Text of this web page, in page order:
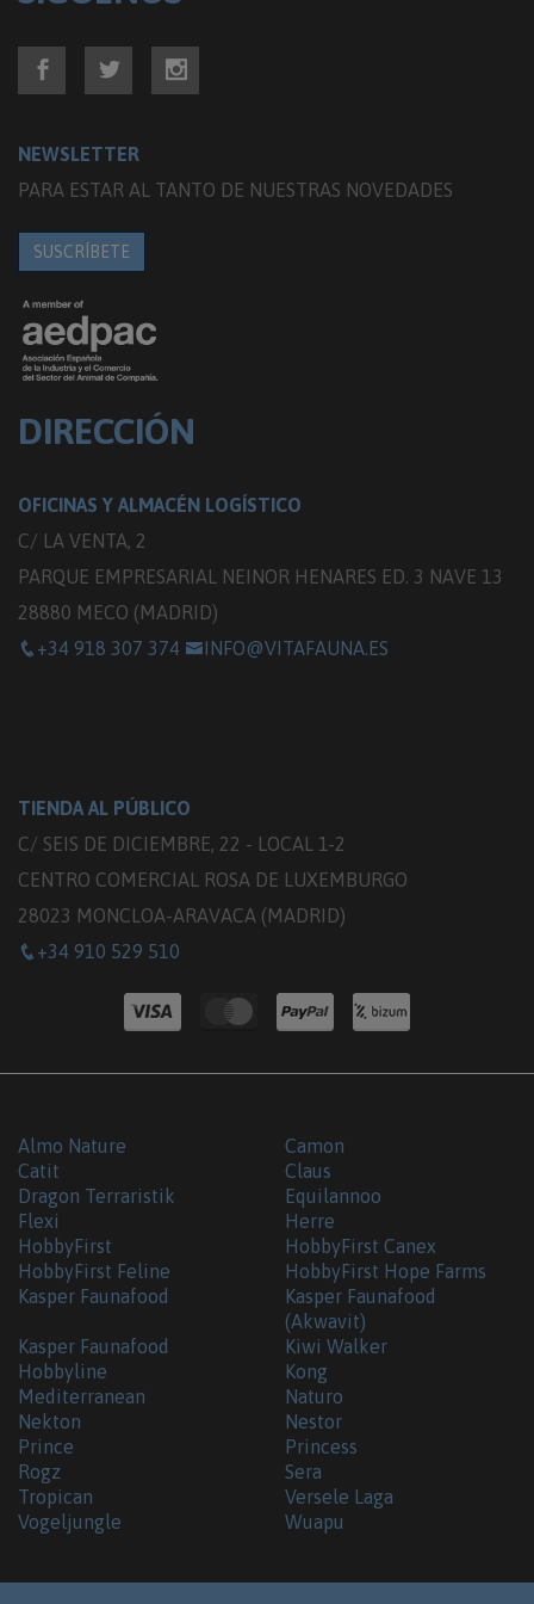
NEWSLETTER
PARA ESTAR AL TANTO DE NUESTRAS NOVEDADES
SUSCRÍBETE
DIRECCIÓN
OFICINAS Y ALMACÉN LOGÍSTICO
C/ LA VENTA, 2
PARQUE EMPRESARIAL NEINOR HENARES ED. 3 NAVE 13
28880 MECO (MADRID)
+34 918 307 374
INFO@VITAFAUNA.ES
TIENDA AL PÚBLICO
C/ SEIS DE DICIEMBRE, 22 - LOCAL 1-2
CENTRO COMERCIAL ROSA DE LUXEMBURGO
28023 MONCLOA-ARAVACA (MADRID)
+34 910 529 510
Almo Nature
Camon
Catit
Claus
Dragon Terraristik
Equilannoo
Flexi
Herre
HobbyFirst
HobbyFirst Canex
HobbyFirst Feline
HobbyFirst Hope Farms
Kasper Faunafood
Kasper Faunafood
(Akwavit)
Kasper Faunafood
Hobbyline
Kiwi Walker
Kong
Mediterranean
Naturo
Nekton
Nestor
Prince
Princess
Rogz
Sera
Tropican
Versele Laga
Vogeljungle
Wuapu